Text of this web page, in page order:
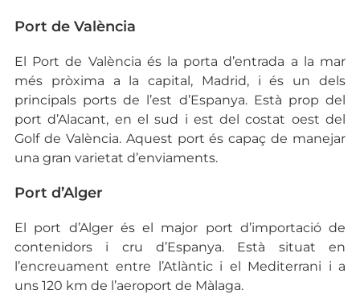
Port de València
El Port de València és la porta d’entrada a la mar
més pròxima a la capital, Madrid, i és un dels
principals ports de l’est d’Espanya. Està prop del
port d’Alacant, en el sud i est del costat oest del
Golf de València. Aquest port és capaç de manejar
una gran varietat d’enviaments.
Port d’Alger
El port d’Alger és el major port d’importació de
contenidors i cru d’Espanya. Està situat en
l’encreuament entre l’Atlàntic i el Mediterrani i a
uns 120 km de l’aeroport de Màlaga.